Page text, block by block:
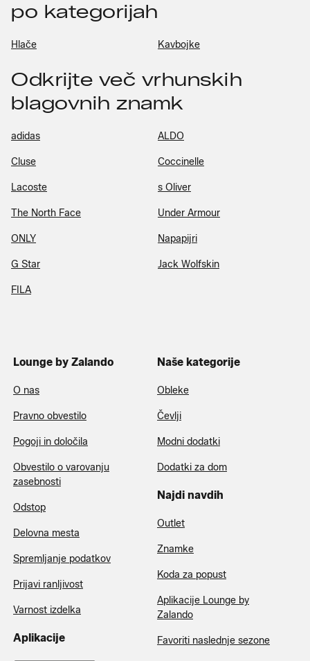
po kategorijah
Hlače Kavbojke
Odkrijte več vrhunskih
blagovnih znamk
adidas ALDO
Cluse Coccinelle
Lacoste s Oliver
The North Face Under Armour
ONLY Napapijri
G Star Jack Wolfskin
FILA
Lounge by Zalando
O nas
Pravno obvestilo
Pogoji in določila
Obvestilo o varovanju
zasebnosti
Odstop
Delovna mesta
Spremljanje podatkov
Prijavi ranljivost
Varnost izdelka
Aplikacije
Naše kategorije
Obleke
Čevlji
Modni dodatki
Dodatki za dom
Najdi navdih
Outlet
Znamke
Koda za popust
Aplikacije Lounge by
Zalando
Favoriti naslednje sezone